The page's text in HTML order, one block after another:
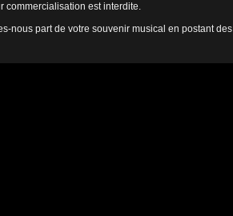
commercialisation est interdite.
nous part de votre souvenir musical en postant des